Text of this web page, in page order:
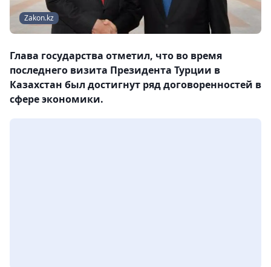
Zakon.kz
Глава государства отметил, что во время
последнего визита Президента Турции в
Казахстан был достигнут ряд договоренностей в
сфере экономики.